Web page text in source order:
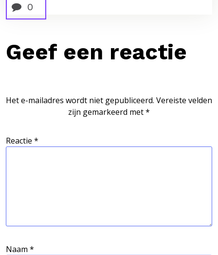
0
Geef een reactie
Het e-mailadres wordt niet gepubliceerd. Vereiste velden
zijn gemarkeerd met*
Reactie *
Naam *